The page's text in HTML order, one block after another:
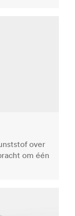
over
om één